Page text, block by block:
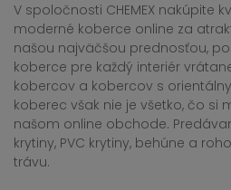
V spoločnosti CHEMEX nakúpite
moderné koberce online za
našou najväčšou prednosťou,
koberce pre každý interiér
kobercov a kobercov s
koberec však nie je všetko, čo si
našom online obchode.
krytiny, PVC krytiny, behúne a
trávu.